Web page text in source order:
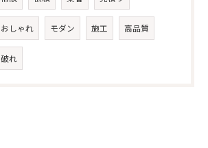
おしゃれ モダン 施工 高品質
破れ